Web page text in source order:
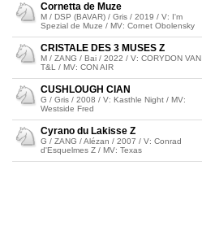
Cornetta de Muze
M / DSP (BAVAR) / Gris / 2019 / V: I'm
Spezial de Muze / MV: Cornet Obolensky
CRISTALE DES 3 MUSES Z
M / ZANG / Bai / 2022 / V: CORYDON VAN
T&L / MV: CON AIR
CUSHLOUGH CIAN
G / Gris / 2008 / V: Kasthle Night / MV:
Westside Fred
Cyrano du Lakisse Z
G / ZANG / Alézan / 2007 / V: Conrad
d'Esquelmes Z / MV: Texas